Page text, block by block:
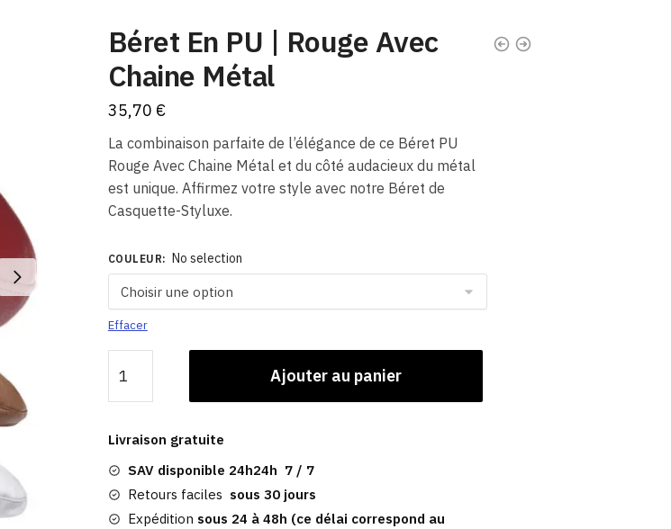
Béret En PU | Rouge Avec
Chaine Métal
35,70 €
La combinaison parfaite de l’élégance de ce Béret PU
Rouge Avec Chaine Métal et du côté audacieux du métal
est unique. Affirmez votre style avec notre Béret de
Casquette-Styluxe.
COULEUR: No selection
Effacer
de
Béret
PU
|
Rouge
Avec
Ajouter au panier
Livraison gratuite
SAV disponible 24h24h 7 / 7
Retours faciles sous 30 jours
Expédition sous 24 à 48h (ce délai correspond au